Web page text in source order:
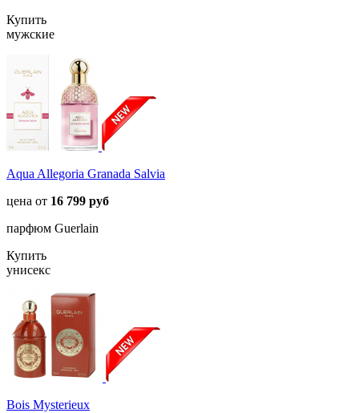
Купить
мужские
Aqua Allegoria Granada Salvia
цена от 16 799 руб
парфюм Guerlain
Купить
унисекс
Bois Mysterieux